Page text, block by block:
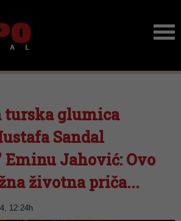
turska glumica
Sandal
Jahović: Ovo
životna priča...
12:24h